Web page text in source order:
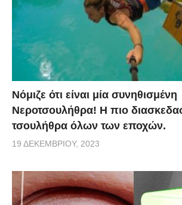
Νόμιζε ότι είναι μία συνηθισμένη
Νεροτσουλήθρα! Η πιο
τσουλήθρα όλων των εποχών.
19 ΔΕΚΕΜΒΡΊΟΥ, 2023